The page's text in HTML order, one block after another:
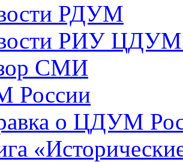
РДУМ
РИУ ЦДУМ
СМИ
России
о ЦДУМ